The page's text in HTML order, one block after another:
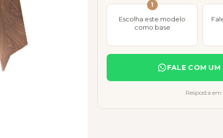
1
Escolha este modelo
como base
FALE COM UM
Resposta